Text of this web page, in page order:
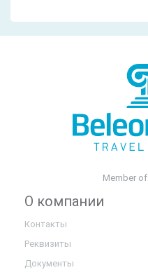
Member of
О компании
Контакты
Реквизиты
Документы